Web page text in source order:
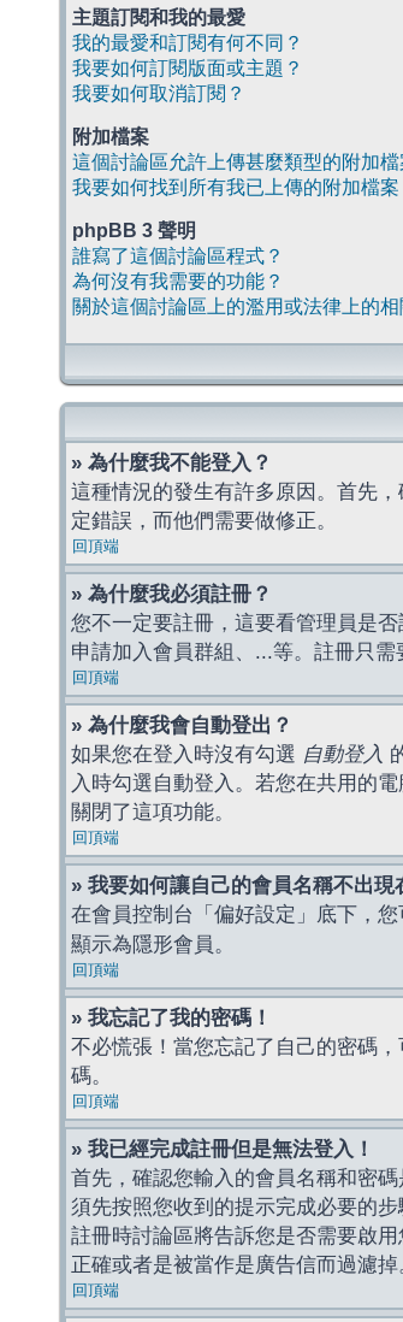
主題訂閱和我的最愛
我的最愛和訂閱有何不同？
我要如何訂閱版面或主題？
我要如何取消訂閱？
附加檔案
這個討論區允許上傳甚麼類型的附加檔
我要如何找到所有我已上傳的附加檔案
phpBB 3 聲明
誰寫了這個討論區程式？
為何沒有我需要的功能？
關於這個討論區上的濫用或法律上的
» 為什麼我不能登入？
這種情況的發生有許多原因。首先
定錯誤，而他們需要做修正。
回頂端
» 為什麼我必須註冊？
您不一定要註冊，這要看管理員是
申請加入會員群組、...等。註冊只需
回頂端
» 為什麼我會自動登出？
如果您在登入時沒有勾選 自動登入
入時勾選自動登入。若您在共用的
關閉了這項功能。
回頂端
» 我要如何讓自己的會員名稱不出現
在會員控制台「偏好設定」底下，您
顯示為隱形會員。
回頂端
» 我忘記了我的密碼！
不必慌張！當您忘記了自己的密碼
碼。
回頂端
» 我已經完成註冊但是無法登入！
首先，確認您輸入的會員名稱和密
須先按照您收到的提示完成必要的
註冊時討論區將告訴您是否需要啟
正確或者是被當作是廣告信而過濾
回頂端